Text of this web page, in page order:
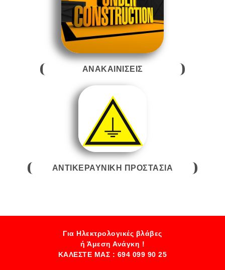
ΑΝΑΚΑΙΝΙΣΕΙΣ
ΑΝΤΙΚΕΡΑΥΝΙΚΗ ΠΡΟΣΤΑΣΙΑ
Για Ηλεκτρολογικές βλάβες
ή Άμεση Ανάγκη !
ΚΑΛΕΣΤΕ ΜΑΣ : 694 099 90 25